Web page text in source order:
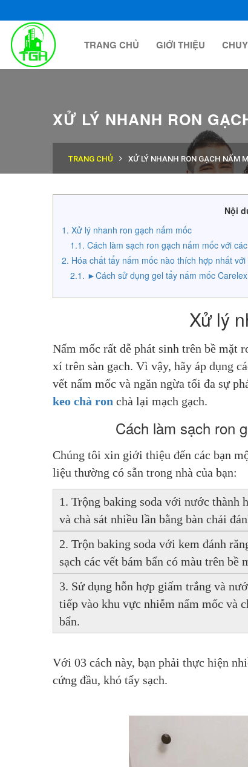
TRANG CHỦ GIỚI THIỆU
XỬ LÝ NHANH RON
TRANG CHỦ XỬ LÝ NHANH RON GẠCH NẤM
Nội
Xử lý nhanh ron gạch nấm mốc
Cách làm sạch ron gạch nấm mốc với
Hóa chất tẩy nấm mốc nào thích hợp nhất
►Cách sử dụng gel tẩy nấm mốc
Xử lý
Nấm mốc rất dễ phát sinh trên bề mặt
xí trên sàn gạch. Vì vậy, hãy áp dụng
keo chà ron chà lại mạch gạch.
Cách làm sạch ron
Chúng tôi xin giới thiệu đến các bạn
liệu thường có sẵn trong nhà của bạn:
1. Trộng baking soda với nước thành
và chà sát nhiều lần bằng bàn chải
2. Trộn baking soda với kem đánh
sạch các vết bám bẩn có màu trên bề
3. Sử dụng hỗn hợp giấm trắng và
tiếp vào khu vực nhiễm nấm mốc và
bẩn.
Với 03 cách này, bạn phải thực hiện
cứng đầu, khó tẩy sạch.